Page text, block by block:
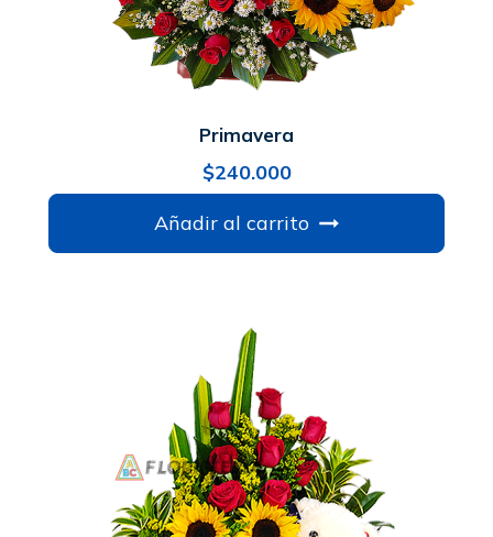
Primavera
$240.000
Añadir al carrito